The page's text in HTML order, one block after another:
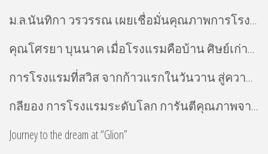
ม.ล.นันทิกา วรวรรณ เผยเชื่อมั่นคุณภาพการโรงแรมระดับโลก ที่ Glion
คุณโศรยา บุนนาค เมื่อโรงแรมคือบ้าน ศิษย์เก่าหลักสูตร Diploma การโรงแรมที่ Glion
การโรงแรมที่สวิส จากก้าวแรกในวันวาน สู่ความสำเร็จในวันนี้
กลียอง การโรงแรมระดับโลก การันตีคุณภาพจากศิษย์เก่าคนดัง
Journey to the dream at “Glion”